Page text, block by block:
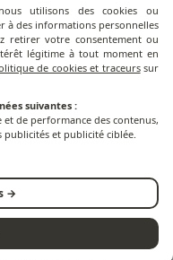
utilisons des cookies ou
à des informations personnelles
retirer votre consentement ou
légitime à tout moment en
de cookies et traceurssur
suivantes :
de performance des contenus,
et publicité ciblée.
→